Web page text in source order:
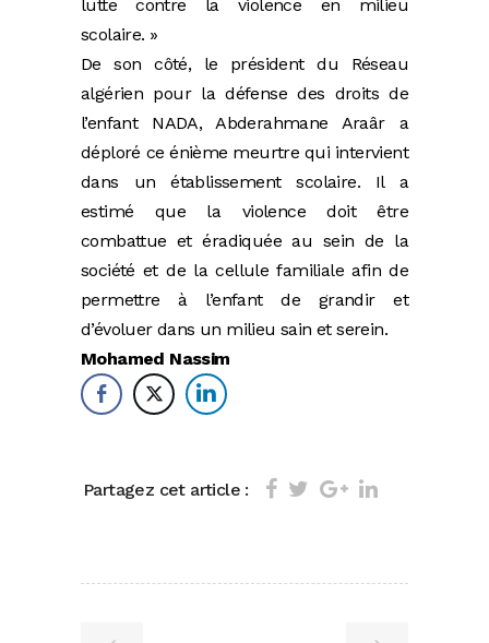
lutte contre la violence en milieu
scolaire. »
De son côté, le président du Réseau
algérien pour la défense des droits de
l’enfant NADA, Abderahmane Araâr a
déploré ce énième meurtre qui intervient
dans un établissement scolaire. Il a
estimé que la violence doit être
combattue et éradiquée au sein de la
société et de la cellule familiale afin de
permettre à l’enfant de grandir et
d’évoluer dans un milieu sain et serein.
Mohamed Nassim
Partagez cet article :